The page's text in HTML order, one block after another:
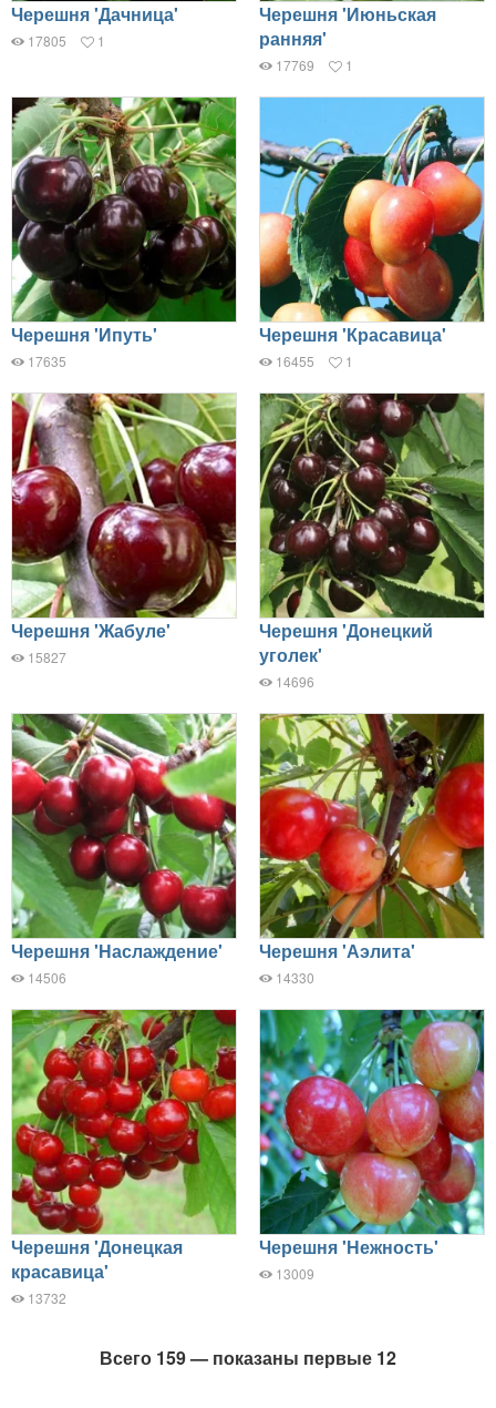
Черешня 'Дачница'
17805 1
Черешня 'Июньская
ранняя'
17769 1
Черешня 'Ипуть'
17635
Черешня 'Красавица'
16455 1
Черешня 'Жабуле'
15827
Черешня 'Донецкий
уголек'
14696
Черешня 'Наслаждение'
14506
Черешня 'Аэлита'
14330
Черешня 'Донецкая
красавица'
13732
Черешня 'Нежность'
13009
Всего 159 — показаны первые 12